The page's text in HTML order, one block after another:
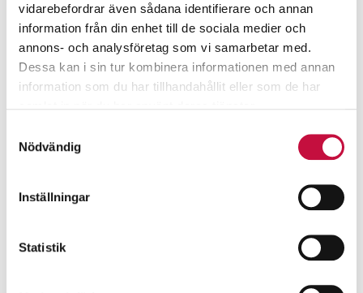
vidarebefordrar även sådana identifierare och annan
information från din enhet till de sociala medier och
annons- och analysföretag som vi samarbetar med.
Dessa kan i sin tur kombinera informationen med annan
information som du har tillhandahållit eller som de har
Nödvändig
Inställningar
Statistik